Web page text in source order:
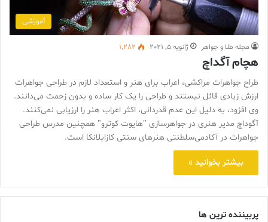
آموزشی
مجله طلا و جواهر ژانویه 5, 2021 1,282
هچام آگداچ
طراح جواهرات مراکشی، اعراب برای هنر و استعداد لازم در طراحی جواهرات
ارزش زیادی قائل نیستند و طراحی را یک کار ساده و بدون زحمت می‌دانند.
وی افزود، به دلیل این عدم قدردانی، اکثر اعراب هنر را ارزیابی نمی‌کنند.
آگوداچ مدیر هنری در جواهرسازی "هایوت کوترو" همچنین مدرس طراحی
جواهرات در آکادمی‌سلطنتی هنرهای سنتی کازابلانکا است.
بیشتر بخوانید »
پربیننده ترین ها